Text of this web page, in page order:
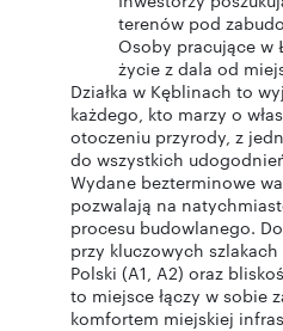
terenów pod
Osoby pracujące w
życie z dala od
Działka w Kęblinach to
każdego, kto marzy o
otoczeniu przyrody, z
do wszystkich
Wydane bezterminowe
pozwalają na
procesu budowlanego.
przy kluczowych
Polski (A1, A2) oraz
to miejsce łączy w sobie
komfortem miejskiej